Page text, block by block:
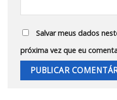
Salvar meus dados
próxima vez que eu